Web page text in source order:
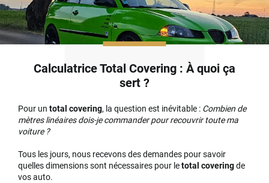
Calculatrice Total Covering : À quoi ça
sert ?
Pour untotal covering, la question est inévitable : Combien de
mètres linéaires dois-je commander pour recouvrir toute ma
voiture ?
Tous les jours, nous recevons des demandes pour savoir
quelles dimensions sont nécessaires pour letotal coveringde
vos auto.